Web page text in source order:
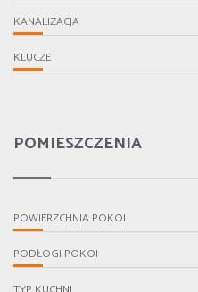
KANALIZACJA
KLUCZE
POMIESZCZENIA
POWIERZCHNIA POKOI
PODŁOGI POKOI